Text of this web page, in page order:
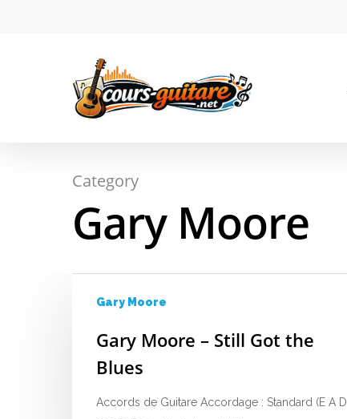
Category
Gary Moore
Gary Moore
Gary Moore – Still Got the
Blues
Accords de Guitare Accordage : Standard (E A D